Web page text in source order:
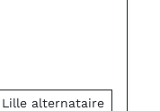
Lille alternataire